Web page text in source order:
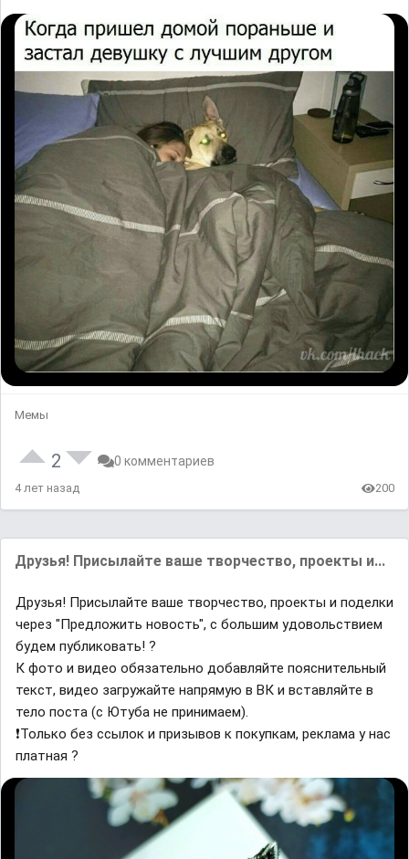
Мемы
2 0 комментариев
4 лет назад 200
Друзья! Присылайте ваше творчество, проекты и...
Друзья! Присылайте ваше творчество, проекты и поделки
через "Предложить новость", с большим удовольствием
будем публиковать! ?
К фото и видео обязательно добавляйте пояснительный
текст, видео загружайте напрямую в ВК и вставляйте в
тело поста (с Ютуба не принимаем).
❗Только без ссылок и призывов к покупкам, реклама у нас
платная ?